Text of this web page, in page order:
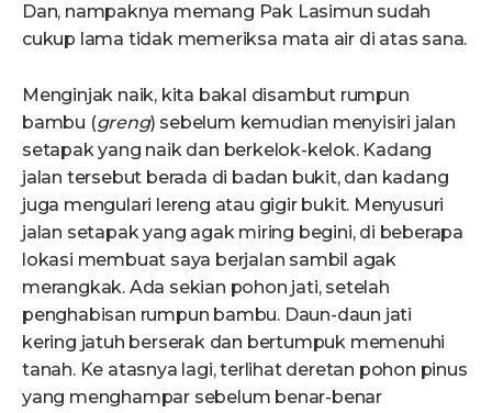
Dan, nampaknya memang Pak Lasimun sudah
cukup lama tidak memeriksa mata air di atas sana.
Menginjak naik, kita bakal disambut rumpun
bambu (greng) sebelum kemudian menyisiri jalan
setapak yang naik dan berkelok-kelok. Kadang
jalan tersebut berada di badan bukit, dan kadang
juga mengulari lereng atau gigir bukit. Menyusuri
jalan setapak yang agak miring begini, di beberapa
lokasi membuat saya berjalan sambil agak
merangkak. Ada sekian pohon jati, setelah
penghabisan rumpun bambu. Daun-daun jati
kering jatuh berserak dan bertumpuk memenuhi
tanah. Ke atasnya lagi, terlihat deretan pohon pinus
yang menghampar sebelum benar-benar